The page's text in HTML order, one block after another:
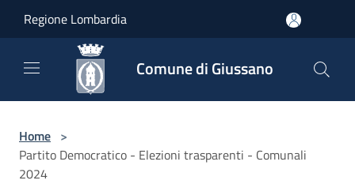
Regione Lombardia
Comune di Giussano
Home >
Partito Democratico - Elezioni trasparenti - Comunali
2024